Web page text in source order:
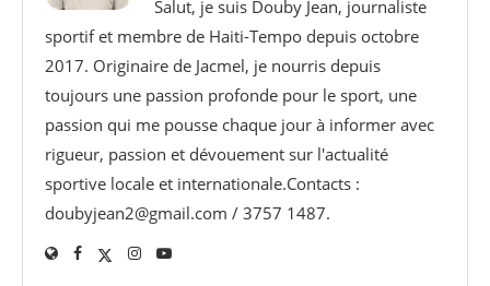
Salut, je suis Douby Jean, journaliste
sportif et membre de Haiti-Tempo depuis octobre
2017. Originaire de Jacmel, je nourris depuis
toujours une passion profonde pour le sport, une
passion qui me pousse chaque jour à informer avec
rigueur, passion et dévouement sur l'actualité
sportive locale et internationale.Contacts :
doubyjean2@gmail.com / 3757 1487.